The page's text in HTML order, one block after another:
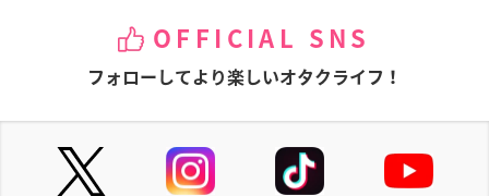
OFFICIAL SNS
フォローしてより楽しいオタクライフ！